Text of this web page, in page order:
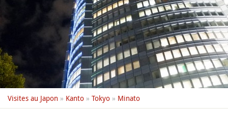
Visites au Japon » Kanto » Tokyo » Minato